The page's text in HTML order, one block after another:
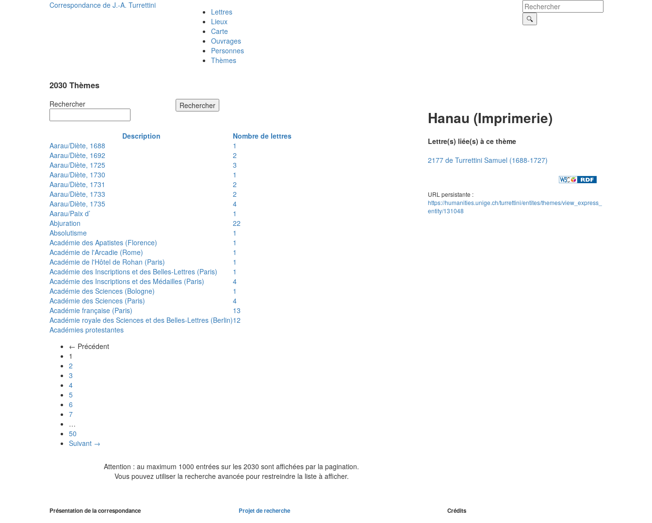
Correspondance de J.-A. Turrettini
Lettres
Lieux
Carte
Ouvrages
Personnes
Thèmes
2030 Thèmes
Rechercher Rechercher
Description
Nombre de lettres
Aarau/Diète, 1688
1
Aarau/Diète, 1692
2
Aarau/Diète, 1725
3
Aarau/Diète, 1730
1
Aarau/Diète, 1731
2
Aarau/Diète, 1733
2
Aarau/Diète, 1735
4
Aarau/Paix d’
1
Abjuration
22
Absolutisme
1
Académie des Apatistes (Florence)
1
Académie de l'Arcadie (Rome)
1
Académie de l'Hôtel de Rohan (Paris)
1
Académie des Inscriptions et des Belles-Lettres (Paris)
1
Académie des Inscriptions et des Médailles (Paris)
4
Académie des Sciences (Bologne)
1
Académie des Sciences (Paris)
4
Académie française (Paris)
13
Académie royale des Sciences et des Belles-Lettres (Berlin)12
Académies protestantes
← Précédent
1
2
3
4
5
6
7
…
50
Suivant →
Attention : au maximum 1000 entrées sur les 2030 sont affichées par la pagination.
Vous pouvez utiliser la recherche avancée pour restreindre la liste à afficher.
Hanau (Imprimerie)
Lettre(s) liée(s) à ce thème
2177 de Turrettini Samuel (1688-1727)
URL persistante :
https://humanities.unige.ch/turrettini/entites/themes/view_express_
entity/131048
Présentation de la correspondance Projet de recherche Crédits